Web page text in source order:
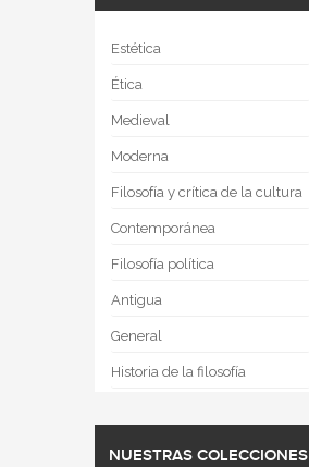
Estética
Ética
Medieval
Moderna
Filosofía y crítica de la cultura
Contemporánea
Filosofía política
Antigua
General
Historia de la filosofía
NUESTRAS COLECCIONES